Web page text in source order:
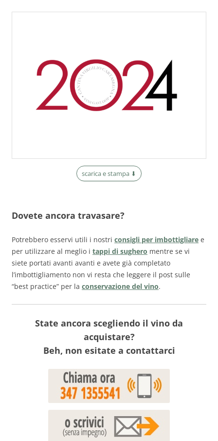
scarica e stampa ⬇︎
Dovete ancora travasare?
Potrebbero esservi utili i nostri consigli per imbottigliare e
per utilizzare al meglio i tappi di sughero mentre se vi
siete portati avanti avanti e avete già completato
l’imbottigliamento non vi resta che leggere il post sulle
“best practice” per la conservazione del vino.
State ancora scegliendo il vino da
acquistare?
Beh, non esitate a contattarci